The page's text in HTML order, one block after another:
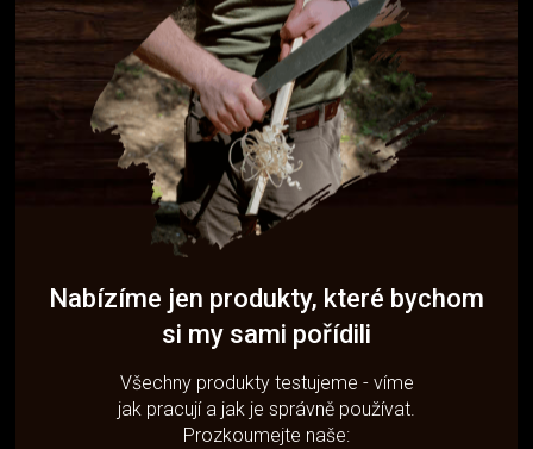
Nabízíme jen produkty, které bychom
si my sami pořídili
Všechny produkty testujeme - víme
jak pracují a jak je správně používat.
Prozkoumejte naše: